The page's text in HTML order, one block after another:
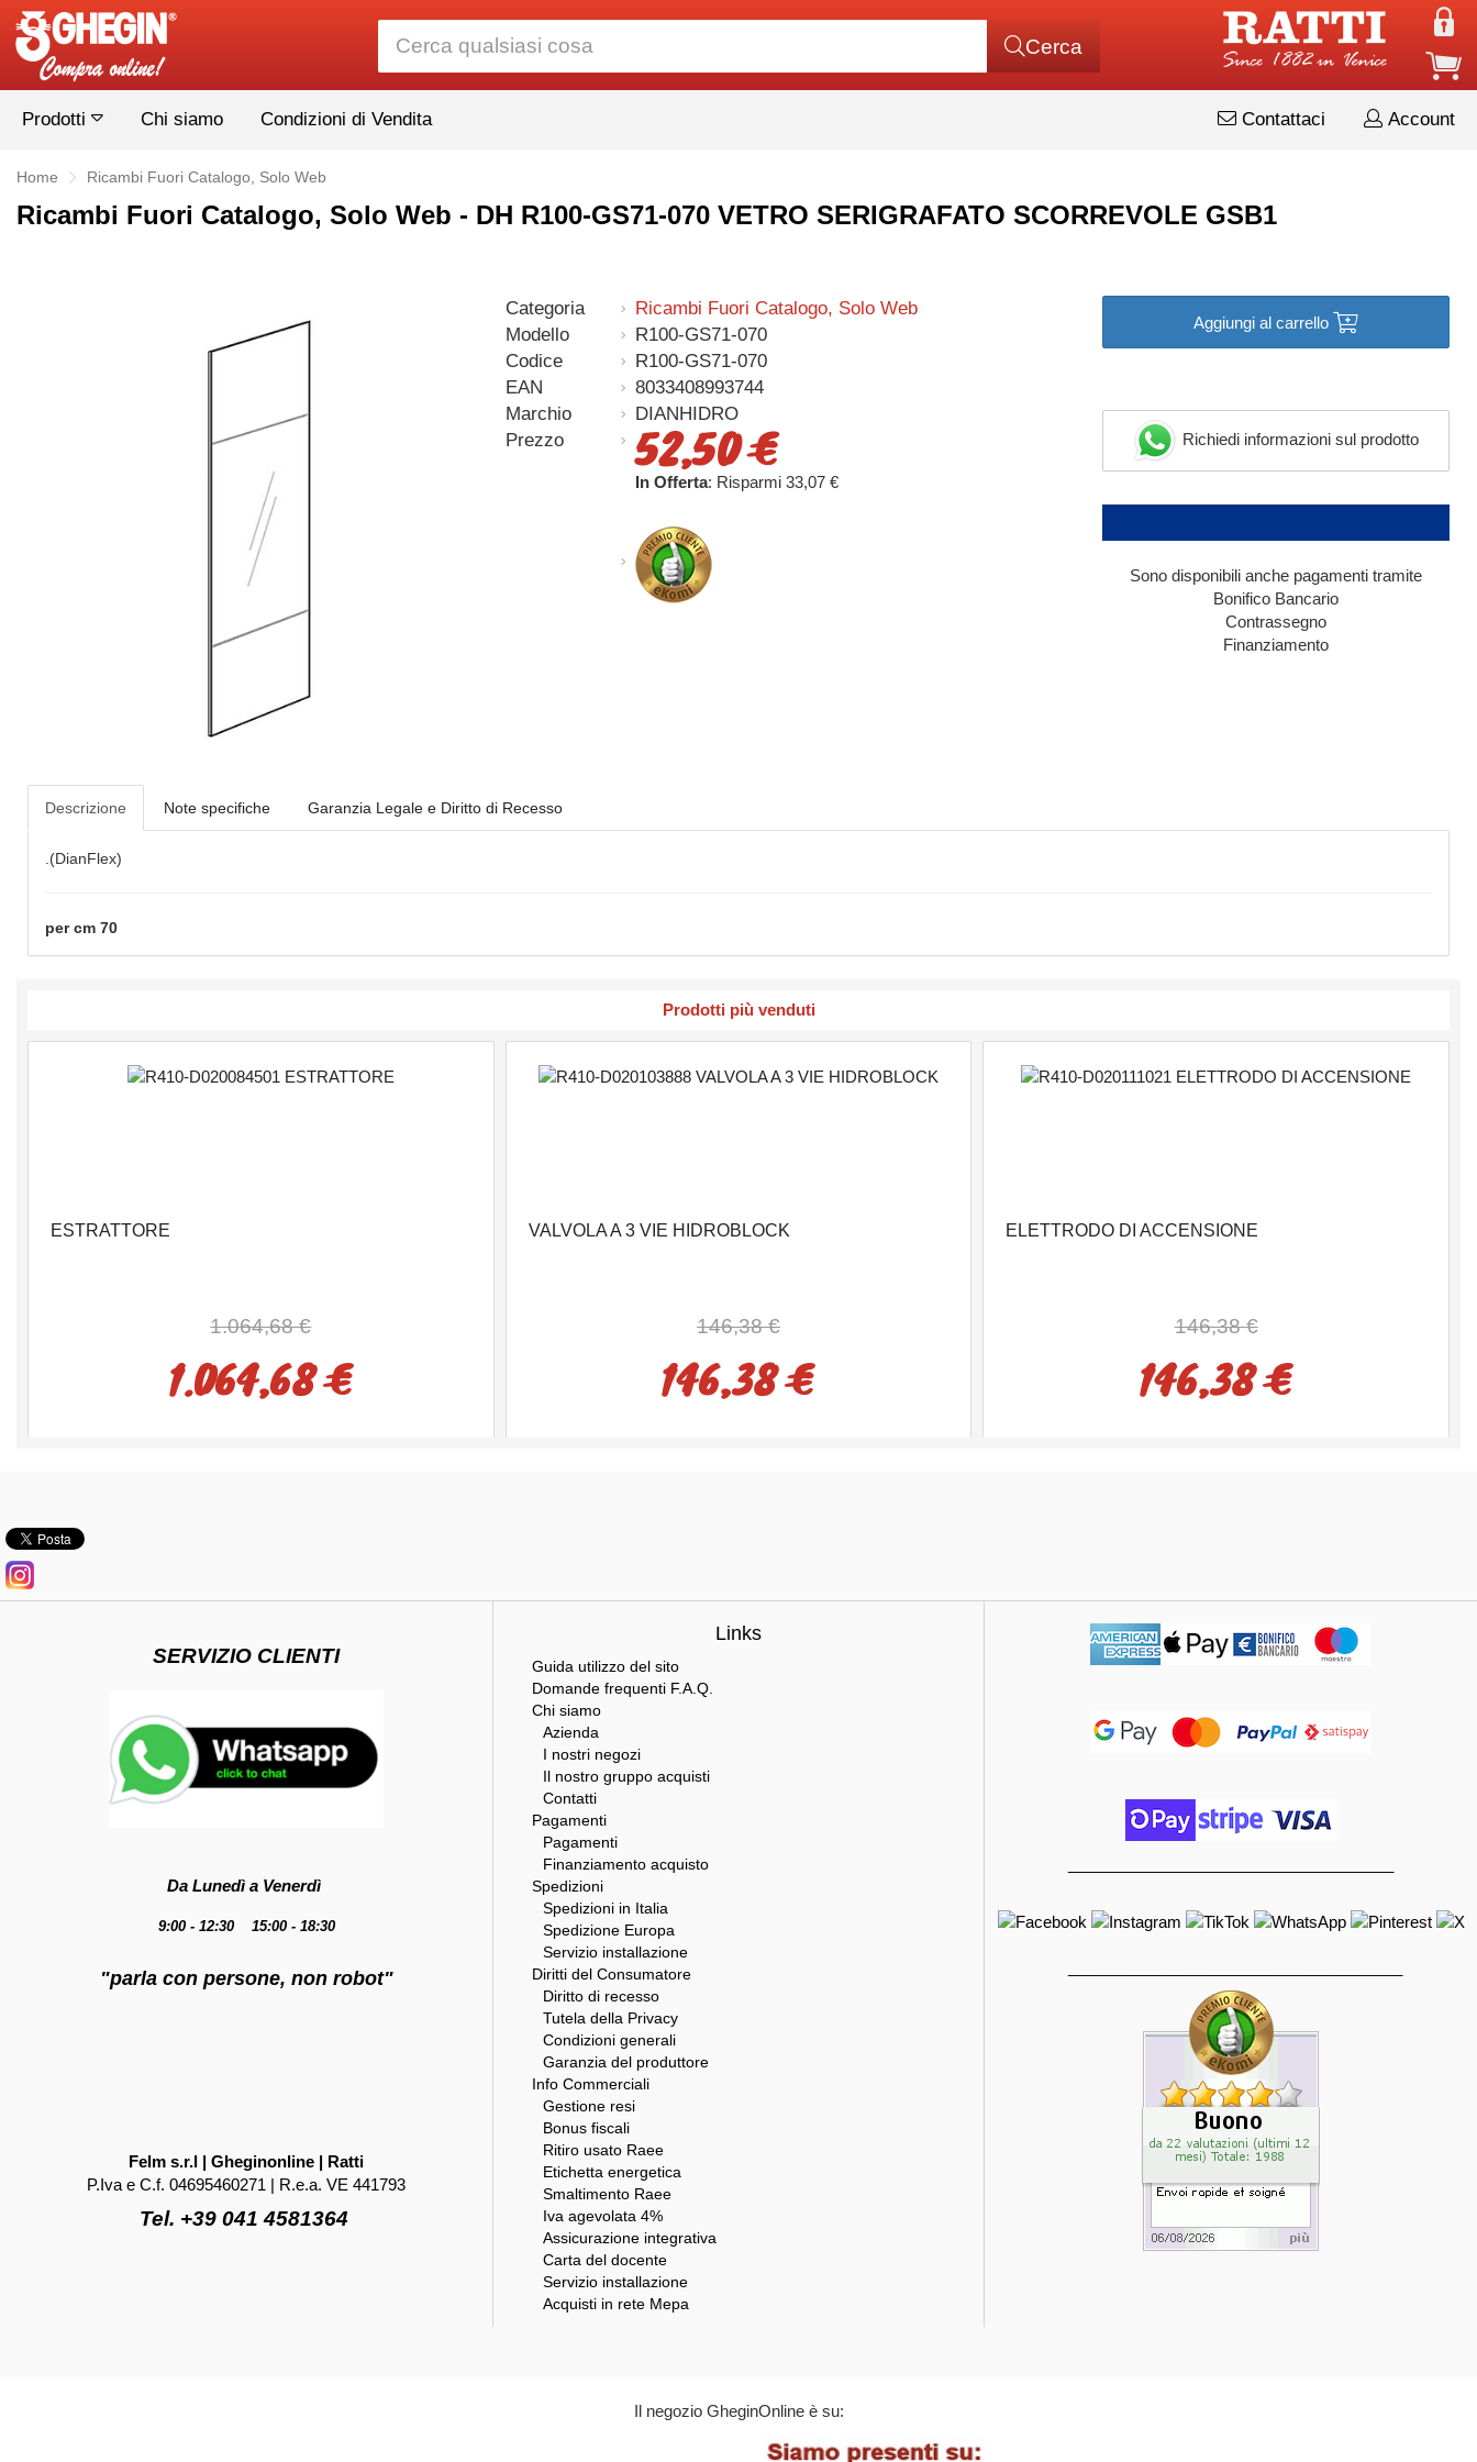
Cerca
Prodotti Chi siamo Condizioni di Vendita Account
Contattaci
Home Ricambi Fuori Catalogo, Solo Web
Ricambi Fuori Catalogo, Solo Web - DH R100-GS71-070 VETRO SERIGRAFATO SCORREVOLE GSB1
Categoria
Ricambi Fuori Catalogo, Solo Web
Modello
R100-GS71-070
Codice
R100-GS71-070
EAN
8033408993744
Marchio
DIANHIDRO
Prezzo
52,50 €
In Offerta: Risparmi 33,07 €
Aggiungi al carrello
Richiedi informazioni sul prodotto
Sono disponibili anche pagamenti tramite
Bonifico Bancario
Contrassegno
Finanziamento
Descrizione Note specifiche Garanzia Legale e Diritto di Recesso
.(DianFlex)
per cm 70
Prodotti più venduti
ESTRATTORE
1.064,68 €
1.064,68 €
VALVOLA A 3 VIE HIDROBLOCK
146,38 €
146,38 €
ELETTRODO DI ACCENSIONE
146,38 €
146,38 €
SERVIZIO CLIENTI
Da Lunedì a Venerdì
9:00 - 12:30 15:00 - 18:30
"parla con persone, non robot"
Felm s.r.l | Gheginonline | Ratti
P.Iva e C.f. 04695460271 | R.e.a. VE 441793
Tel. +39 041 4581364
Links
Guida utilizzo del sito
Domande frequenti F.A.Q.
Chi siamo
Azienda
I nostri negozi
Il nostro gruppo acquisti
Contatti
Pagamenti
Pagamenti
Finanziamento acquisto
Spedizioni
Spedizioni in Italia
Spedizione Europa
Servizio installazione
Diritti del Consumatore
Diritto di recesso
Tutela della Privacy
Condizioni generali
Garanzia del produttore
Info Commerciali
Gestione resi
Bonus fiscali
Ritiro usato Raee
Etichetta energetica
Smaltimento Raee
Iva agevolata 4%
Assicurazione integrativa
Carta del docente
Servizio installazione
Acquisti in rete Mepa
Il negozio GheginOnline è su: